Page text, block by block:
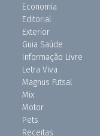
Economia
Editorial
Exterior
Guia Saúde
Informação Livre
Letra Viva
Magnus Futsal
Mix
Motor
Pets
Receitas